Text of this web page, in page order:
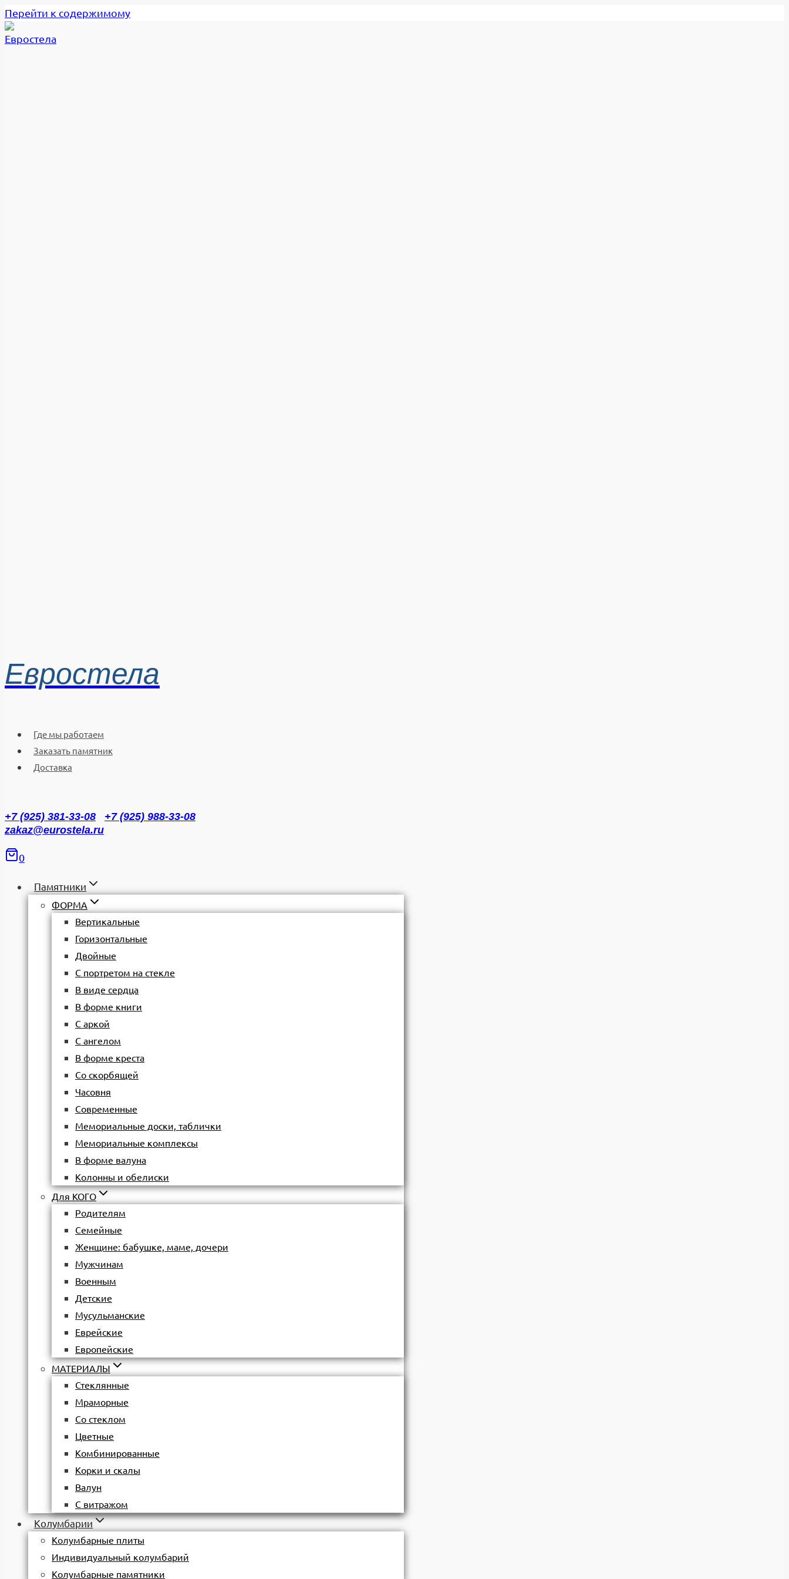
Перейти к содержимому
Евростела
Где мы работаем
Заказать памятник
Доставка
+7 (925) 381-33-08
+7 (925) 988-33-08
zakaz@eurostela.ru
0
Памятники
ФОРМА
Вертикальные
Горизонтальные
Двойные
С портретом на стекле
В виде сердца
В форме книги
С аркой
С ангелом
В форме креста
Со скорбящей
Часовня
Современные
Мемориальные доски, таблички
Мемориальные комплексы
В форме валуна
Колонны и обелиски
Для КОГО
Родителям
Семейные
Женщине: бабушке, маме, дочери
Мужчинам
Военным
Детские
Мусульманские
Еврейские
Европейские
МАТЕРИАЛЫ
Стеклянные
Мраморные
Со стеклом
Цветные
Комбинированные
Корки и скалы
Валун
С витражом
Колумбарии
Колумбарные плиты
Индивидуальный колумбарий
Колумбарные памятники